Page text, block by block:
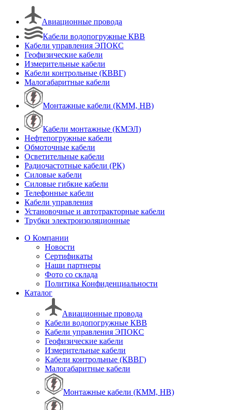
Авиационные провода
Кабели водопогружные КВВ
Кабели управления ЭПОКС
Геофизические кабели
Измерительные кабели
Кабели контрольные (КВВГ)
Малогабаритные кабели
Монтажные кабели (КММ, НВ)
Кабели монтажные (КМЭЛ)
Нефтепогружные кабели
Обмоточные кабели
Осветительные кабели
Радиочастотные кабели (РК)
Силовые кабели
Силовые гибкие кабели
Телефонные кабели
Кабели управления
Установочные и автотракторные кабели
Трубки электроизоляционные
О Компании
Новости
Сертификаты
Наши партнеры
Фото со склада
Политика Конфиденциальности
Каталог
Авиационные провода
Кабели водопогружные КВВ
Кабели управления ЭПОКС
Геофизические кабели
Измерительные кабели
Кабели контрольные (КВВГ)
Малогабаритные кабели
Монтажные кабели (КММ, НВ)